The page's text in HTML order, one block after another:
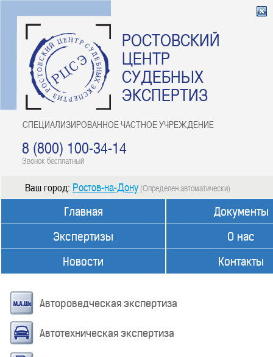
РОСТОВСКИЙ
ЦЕНТР
СУДЕБНЫХ
ЭКСПЕРТИЗ
СПЕЦИАЛИЗИРОВАННОЕ ЧАСТНОЕ УЧРЕЖДЕНИЕ
8 (800) 100-34-14
Звонок бесплатный
Ваш город: Ростов-на-Дону (Определен автоматически)
Главная
Экспертизы
Новости
Документы
О нас
Контакты
Автороведческая экспертиза
Автотехническая экспертиза